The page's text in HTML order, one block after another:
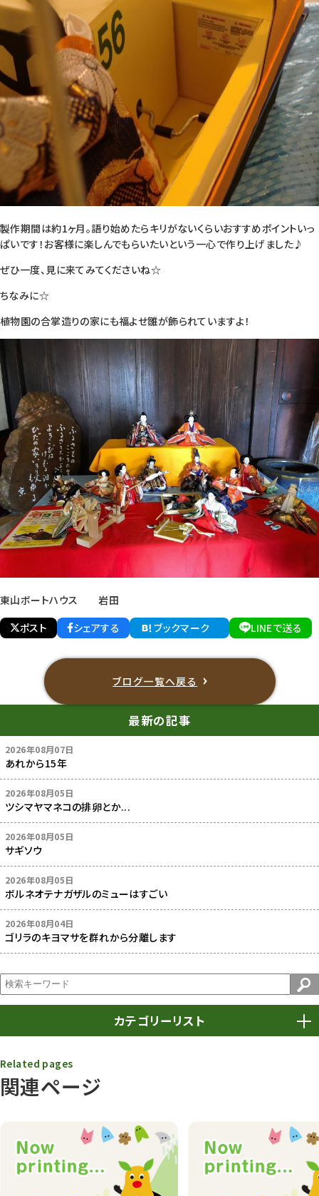
製作期間は約1ヶ月。語り始めたらキリがないくらいおすすめポイントいっ
ぱいです！お客様に楽しんでもらいたいという一心で作り上げました♪
ぜひ一度、見に来てみてくださいね☆
ちなみに☆
植物園の合掌造りの家にも福よせ雛が飾られていますよ！
東山ボートハウス 岩田
ポスト
シェアする ブックマーク LINEで送る
ブログ一覧へ戻る
最新の記事
2026年08月07日
あれから15年
2026年08月05日
ツシマヤマネコの排卵とか...
2026年08月05日
サギソウ
2026年08月05日
ボルネオテナガザルのミューはすごい
2026年08月04日
ゴリラのキヨマサを群れから分離します
カテゴリーリスト
動物園
動物園その他 117
植物園 510
関連ページ
Related pages